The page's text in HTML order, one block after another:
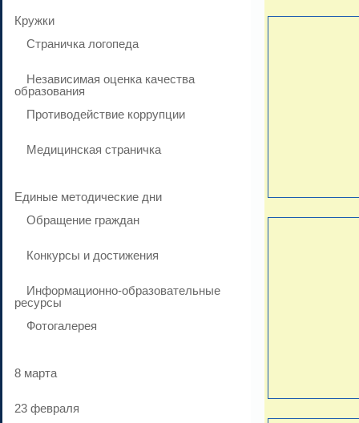
Кружки
Страничка логопеда
Независимая оценка качества
образования
Противодействие коррупции
Медицинская страничка
Единые методические дни
Обращение граждан
Конкурсы и достижения
Информационно-образовательные
ресурсы
Фотогалерея
8 марта
23 февраля